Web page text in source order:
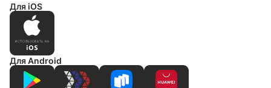
Для iOS
Для Android